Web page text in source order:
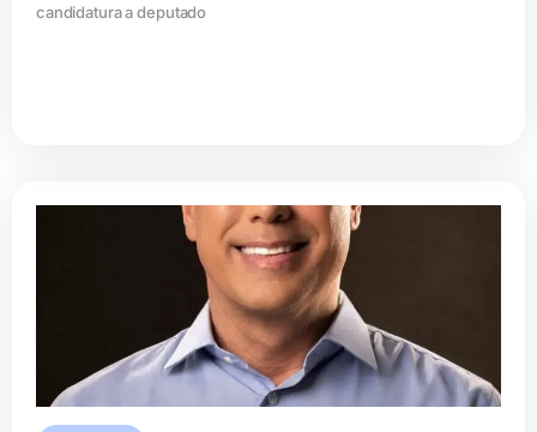
candidatura a deputado